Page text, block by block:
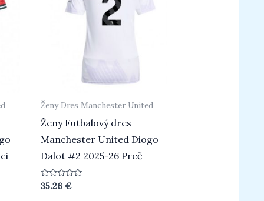
Ženy Dres Manchester United
Ženy Futbalový dres
Manchester United Diogo
Dalot #2 2025-26 Preč
Hodnotenie
0
35.26 €